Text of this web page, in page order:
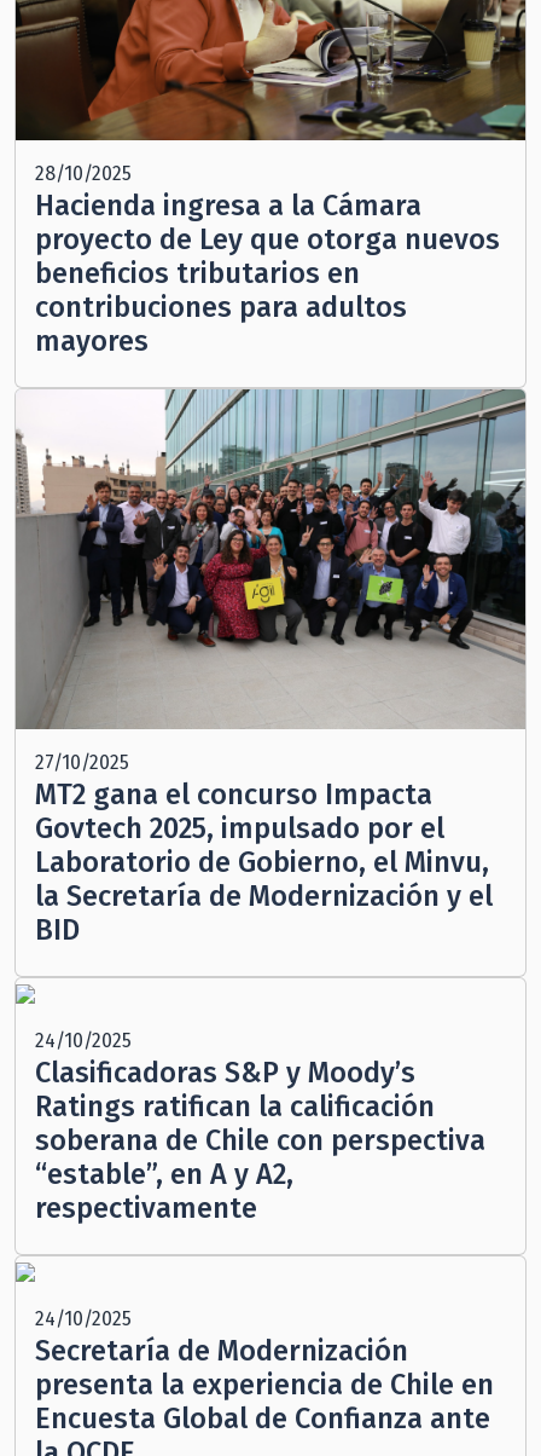
28/10/2025
Hacienda ingresa a la Cámara
proyecto de Ley que otorga nuevos
beneficios tributarios en
contribuciones para adultos
mayores
27/10/2025
MT2 gana el concurso Impacta
Govtech 2025, impulsado por el
Laboratorio de Gobierno, el Minvu,
la Secretaría de Modernización y el
BID
24/10/2025
Clasificadoras S&P y Moody’s
Ratings ratifican la calificación
soberana de Chile con perspectiva
“estable”, en A y A2,
respectivamente
24/10/2025
Secretaría de Modernización
presenta la experiencia de Chile en
Encuesta Global de Confianza ante